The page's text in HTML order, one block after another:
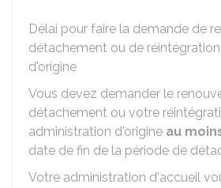
Délai pour faire la demande de
détachement ou de
d'origine
Vous devez demander le
détachement ou votre
administration d'origine au
date de fin de la période de
Votre administration d'accueil